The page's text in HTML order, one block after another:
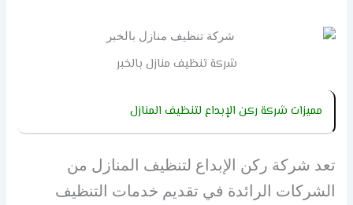
شركة تنظيف منازل بالخبر
مميزات شركة ركن الإبداع لتنظيف المنازل
تعد شركة ركن الإبداع لتنظيف المنازل من
الشركات الرائدة في تقديم خدمات التنظيف